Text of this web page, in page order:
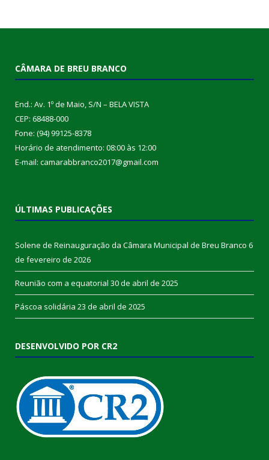
CÂMARA DE BREU BRANCO
End.: Av. 1º de Maio, S/N – BELA VISTA
CEP: 68488-000
Fone: (94) 99125-8378
Horário de atendimento: 08:00 às 12:00
E-mail: camarabbranco2017@gmail.com
ÚLTIMAS PUBLICAÇÕES
Solene de Reinauguração da Câmara Municipal de Breu Branco 6
de fevereiro de 2026
Reunião com a equatorial 30 de abril de 2025
Páscoa solidária 23 de abril de 2025
DESENVOLVIDO POR CR2